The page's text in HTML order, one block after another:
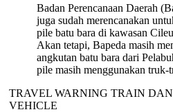
Badan Perencanaan Daerah
juga sudah merencanakan
pile batu bara di kawasan
Akan tetapi, Bapeda masih
angkutan batu bara dari
pile masih menggunakan
TRAVEL WARNING TRAIN
VEHICLE